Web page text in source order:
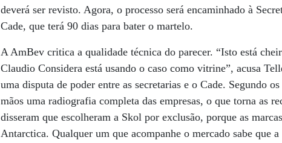
deverá ser revisto. Agora, o processo será encaminhado à
Cade, que terá 90 dias para bater o martelo.
A AmBev critica a qualidade técnica do parecer. “Isto está
Claudio Considera está usando o caso como vitrine”, acusa
uma disputa de poder entre as secretarias e o Cade. Segundo
mãos uma radiografia completa das empresas, o que torna as
disseram que escolheram a Skol por exclusão, porque as
Antarctica. Qualquer um que acompanhe o mercado sabe que